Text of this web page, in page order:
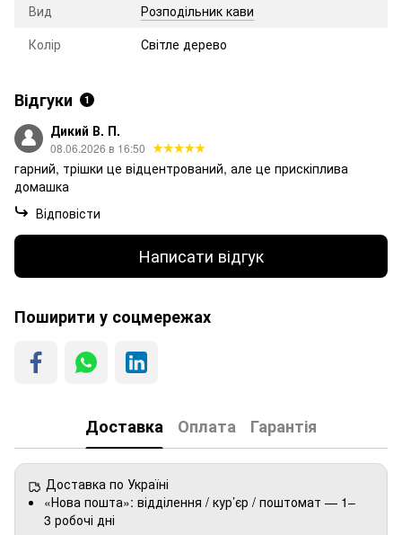
Вид
Розподільник кави
Колір
Світле дерево
Відгуки 1
Дикий В. П.
08.06.2026 в 16:50
гарний, трішки це відцентрований, але це прискіплива
домашка
Відповісти
Написати відгук
Поширити у соцмережах
Доставка Оплата Гарантія
Доставка по Україні
«Нова пошта»: відділення / кур’єр / поштомат — 1–
3 робочі дні